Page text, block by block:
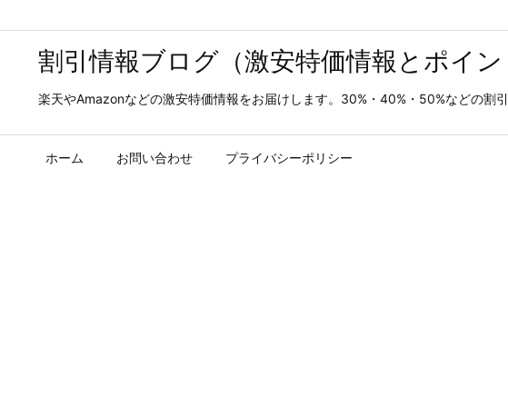
割引情報ブログ（激安特価情報とポイン
楽天やAmazonなどの激安特価情報をお届けします。30%・40%・50%などの割
ホーム お問い合わせ プライバシーポリシー